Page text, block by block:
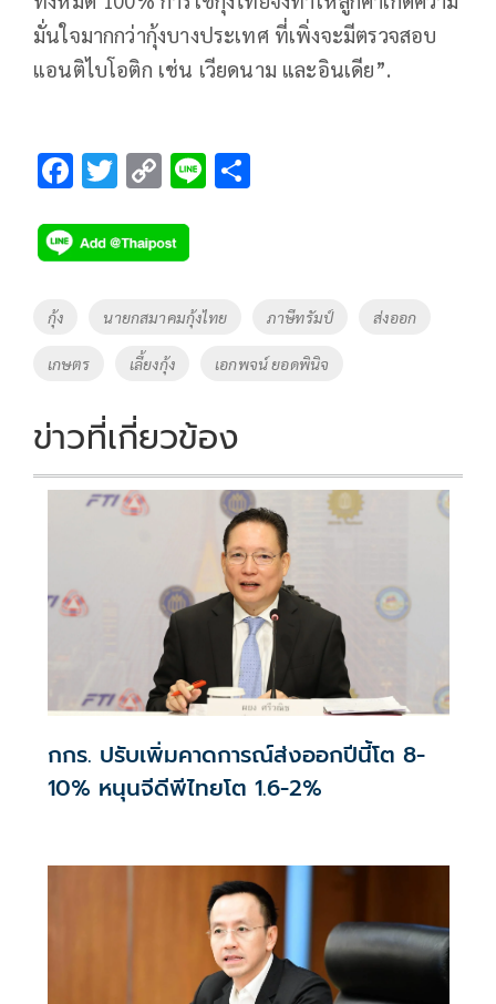
มั่นใจมากกว่ากุ้งบางประเทศ ที่เพิ่งจะมีตรวจสอบ
แอนติไบโอติก เช่น เวียดนาม และอินเดีย”.
F
e
b
k
T
tt
er
C
p
y
Li
n
k
Li
Tags
กุ้ง นายกสมาคมกุ้งไทย ภาษีทรัมป์ ส่งออก
เกษตร เลี้ยงกุ้ง เอกพจน์ ยอดพินิจ
ข่าวที่เกี่ยวข้อง
กกร. ปรับเพิ่มคาดการณ์ส่งออกปีนี้โต 8-
10% หนุนจีดีพีไทยโต 1.6-2%